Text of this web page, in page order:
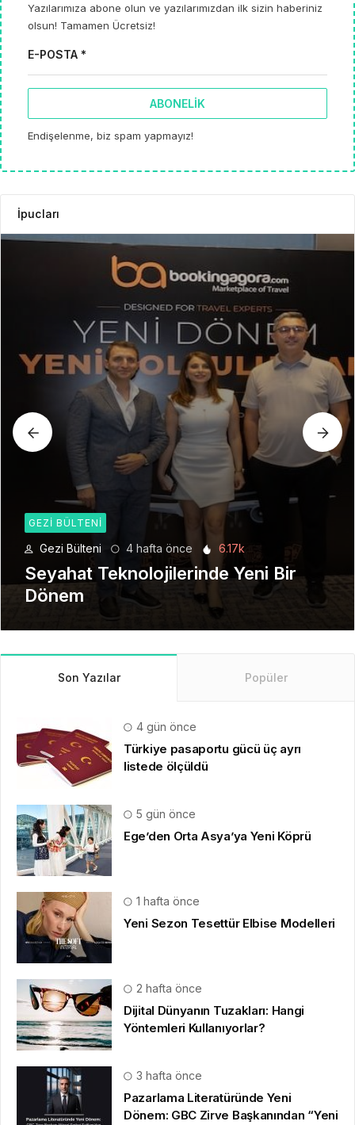
Yazılarımıza abone olun ve yazılarımızdan ilk sizin haberiniz
olsun! Tamamen Ücretsiz!
E-POSTA *
ABONELIK
Endişelenme, biz spam yapmayız!
İpucları
GEZI BÜLTENI
Gezi Bülteni 1 ay önce 8.92k
Manevi Yolculukta Yeni Dönem
Son Yazılar Popüler
4 gün önce
Türkiye pasaportu gücü üç ayrı
listede ölçüldü
5 gün önce
Ege’den Orta Asya’ya Yeni Köprü
1 hafta önce
Yeni Sezon Tesettür Elbise Modelleri
2 hafta önce
Dijital Dünyanın Tuzakları: Hangi
Yöntemleri Kullanıyorlar?
3 hafta önce
Pazarlama Literatüründe Yeni
Dönem: GBC Zirve Başkanından “Yeni